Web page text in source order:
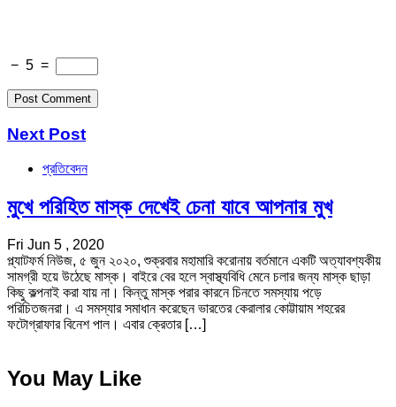
− 5 =
Next Post
প্রতিবেদন
মুখে পরিহিত মাস্ক দেখেই চেনা যাবে আপনার মুখ
Fri Jun 5 , 2020
প্ল্যাটফর্ম নিউজ, ৫ জুন ২০২০, শুক্রবার মহামারি করোনায় বর্তমানে একটি অত্যাবশ্যকীয়
সামগ্রী হয়ে উঠেছে মাস্ক। বাইরে বের হলে স্বাস্থ্যবিধি মেনে চলার জন্য মাস্ক ছাড়া
কিছু কল্পনাই করা যায় না। কিন্তু মাস্ক পরার কারনে চিনতে সমস্যায় পড়ে
পরিচিতজনরা। এ সমস্যার সমাধান করেছেন ভারতের কেরালার কোট্টায়াম শহরের
ফটোগ্রাফার বিনেশ পাল। এবার ক্রেতার […]
You May Like